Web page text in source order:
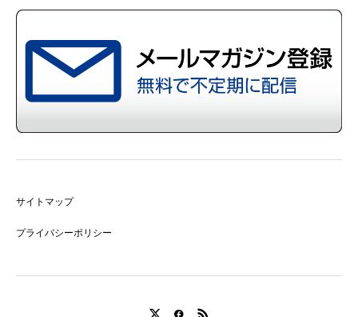
サイトマップ
プライバシーポリシー